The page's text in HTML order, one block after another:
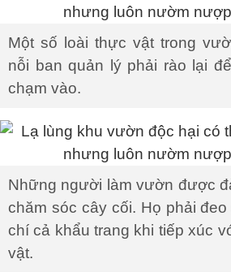
Một số loài thực vật trong
nỗi ban quản lý phải rào lại
chạm vào.
Những người làm vườn được
chăm sóc cây cối. Họ phải
chí cả khẩu trang khi tiếp xúc
vật.